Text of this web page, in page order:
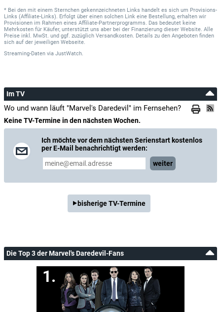
* Bei den mit einem Sternchen gekennzeichneten Links handelt es sich um Provisions-
Links (Affiliate-Links). Erfolgt über einen solchen Link eine Bestellung, erhalten wir
Provisionen im Rahmen eines Affiliate-Partnerprogramms. Das bedeutet keine
Mehrkosten für Käufer, unterstützt uns aber bei der Finanzierung dieser Website. Alle
Preise inkl. MwSt. und ggf. zuzüglich Versandkosten. Details zu den Angeboten finden
sich auf der jeweiligen Webseite.
Streaming-Daten via JustWatch.
Im TV
Wo und wann läuft "Marvel's Daredevil" im Fernsehen?
Keine TV-Termine in den nächsten Wochen.
Ich möchte vor dem nächsten Serienstart kostenlos
per E-Mail benachrichtigt werden:
weiter
bisherige TV-Termine
Die Top 3 der Marvel's Daredevil-Fans